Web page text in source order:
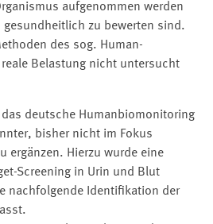
aufgenommen werden
gesundheitlich zu bewerten sind.
des sog. Human-
Belastung nicht untersucht
deutsche Humanbiomonitoring
bisher nicht im Fokus
ergänzen. Hierzu wurde eine
Screening in Urin und Blut
nachfolgende Identifikation der